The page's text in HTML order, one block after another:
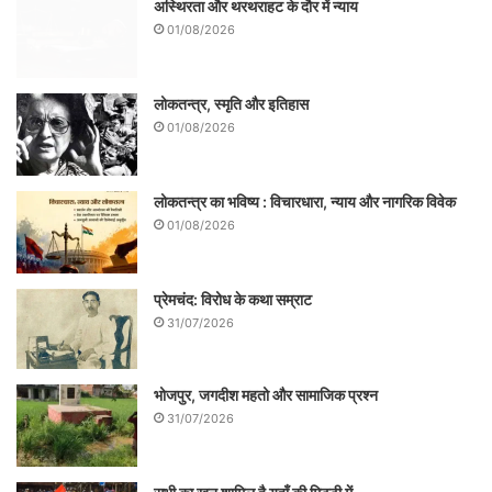
ठण्डी हवाएँ और नर्म धूप थी
साझा करने लायक पुरानी स्मृतियाँ थीं
एक दो पहिया थी और उसके सामने मेरी पीठ थी और
मेरे कानों में जीवन राग से भरी आवाज़ें थीं
वह गया-
तो जैसे एक युग बीता हो
सुन्दर संगीत के साहचर्य का
जैसे एक सिनेमा खत्म हो गया हो आपको आँसुओं से
भरकर
अस्थिरता और थरथराहट के दौर में न्याय
01/08/2026
लोकतन्त्र, स्मृति और इतिहास
01/08/2026
लोकतन्त्र का भविष्य : विचारधारा, न्याय और नागरिक विवेक
01/08/2026
प्रेमचंद: विरोध के कथा सम्राट
31/07/2026
भोजपुर, जगदीश महतो और सामाजिक प्रश्न
31/07/2026